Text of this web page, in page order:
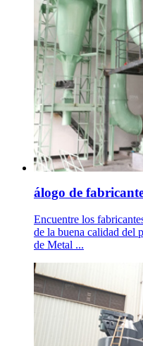
álogo de
Encuentre los
de la buena calidad del
de Metal ...